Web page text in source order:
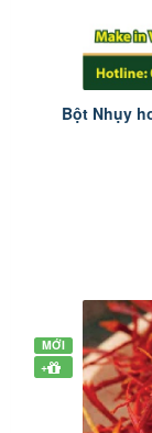
Bột Nhụy
MỚI
+